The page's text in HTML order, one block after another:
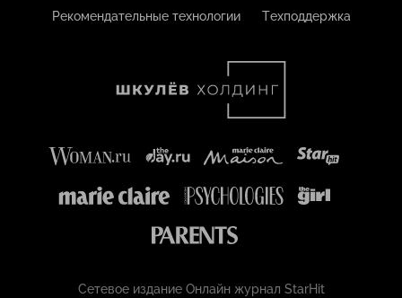
Рекомендательные технологии
Техподдержка
Сетевое издание Онлайн журнал StarHit